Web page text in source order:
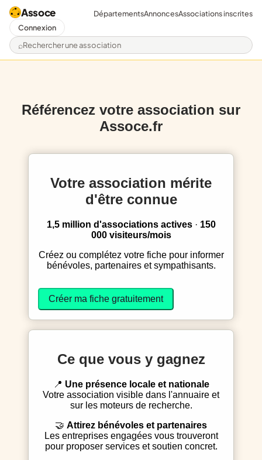
Assoce
Rechercher une association
DépartementsAnnoncesAssociations inscrites
Connexion
Référencez votre association sur
Assoce.fr
Votre association mérite
d'être connue
1,5 million d'associations actives· 150
000 visiteurs/mois
Créez ou complétez votre fiche pour informer
bénévoles, partenaires et sympathisants.
Créer ma fiche gratuitement
Ce que vous y gagnez
Une présence locale et nationale
Votre association visible dans l'annuaire et
sur les moteurs de recherche.
Attirez bénévoles et partenaires
Les entreprises engagées vous trouveront
pour proposer services et soutien concret.